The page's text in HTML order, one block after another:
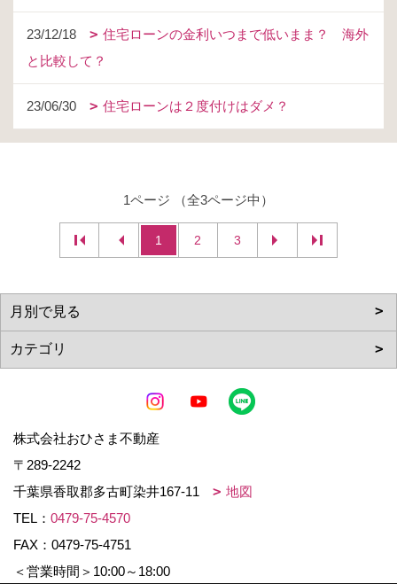
23/12/18
住宅ローンの金利いつまで低いまま？ 海外
と比較して？
23/06/30 住宅ローンは２度付けはダメ？
1ページ （全3ページ中）
1 2 3
株式会社おひさま不動産
〒289-2242
千葉県香取郡多古町染井167-11
地図
TEL： 0479-75-4570
FAX：0479-75-4751
＜営業時間＞10:00～18:00